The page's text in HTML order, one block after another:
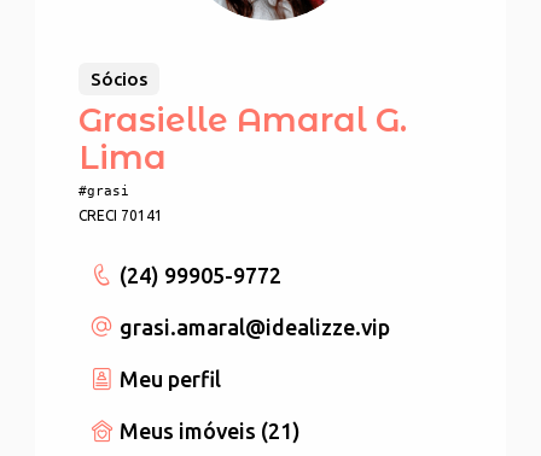
Sócios
Grasielle Amaral G.
Lima
#grasi
CRECI 70141
(24) 99905-9772
grasi.amaral@idealizze.vip
Meu perfil
Meus imóveis (21)